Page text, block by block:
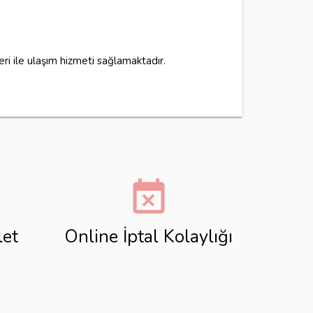
ile ulaşım hizmeti sağlamaktadır.
event_busy
Online İptal Kolaylığı